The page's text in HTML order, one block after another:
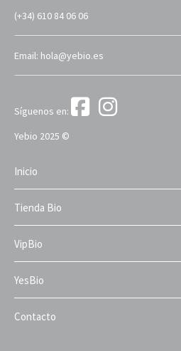
(+34) 610 84 06 06
Email: hola@yebio.es
Síguenos en:
Yebio 2025 ©
Inicio
Tienda Bio
VipBio
YesBio
Contacto